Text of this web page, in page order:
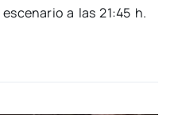
a las 21:45 h.